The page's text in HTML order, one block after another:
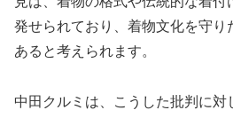
発せられており、着物文化を守り
あると考えられます。
中田クルミは、こうした批判に